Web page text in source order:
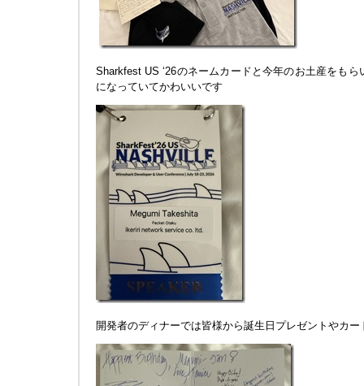
Sharkfest US ‘26のネームカードと今年のお土産をも
になっていてかわいいです
開発者のディナーでは皆様から誕生日プレゼントやカ